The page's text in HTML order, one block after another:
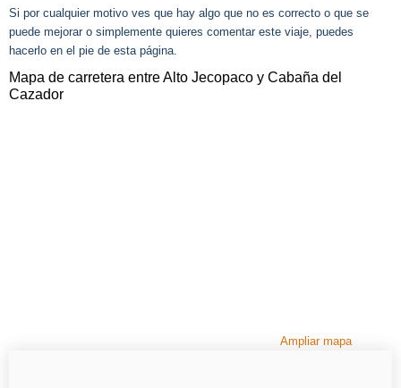
Si por cualquier motivo ves que hay algo que no es correcto o que se
puede mejorar o simplemente quieres comentar este viaje, puedes
hacerlo en el pie de esta página.
Mapa de carretera entre Alto Jecopaco y Cabaña del
Cazador
Ampliar mapa